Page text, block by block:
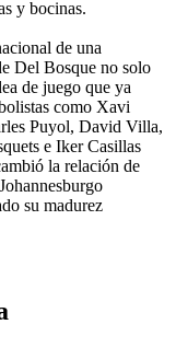
y bocinas.
de una
Del Bosque no solo
de juego que ya
como Xavi
Puyol, David Villa,
e Iker Casillas
la relación de
su madurez